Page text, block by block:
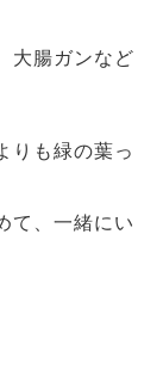
大腸ガンなど
りも緑の葉っ
て、一緒にい